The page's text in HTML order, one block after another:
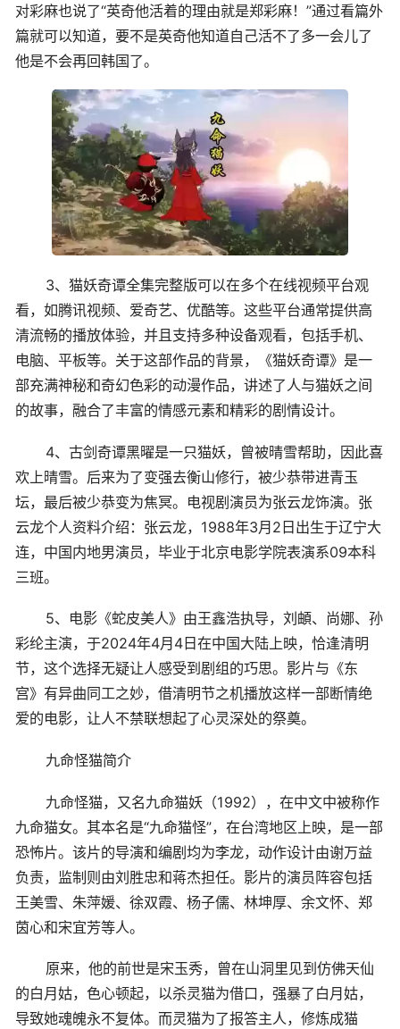
对彩麻也说了“英奇他活着的理由就是郑彩麻！”通过看篇外
篇就可以知道，要不是英奇他知道自己活不了多一会儿了
他是不会再回韩国了。
3、猫妖奇谭全集完整版可以在多个在线视频平台观
看，如腾讯视频、爱奇艺、优酷等。这些平台通常提供高
清流畅的播放体验，并且支持多种设备观看，包括手机、
电脑、平板等。关于这部作品的背景，《猫妖奇谭》是一
部充满神秘和奇幻色彩的动漫作品，讲述了人与猫妖之间
的故事，融合了丰富的情感元素和精彩的剧情设计。
4、古剑奇谭黑曜是一只猫妖，曾被晴雪帮助，因此喜
欢上晴雪。后来为了变强去衡山修行，被少恭带进青玉
坛，最后被少恭变为焦冥。电视剧演员为张云龙饰演。张
云龙个人资料介绍：张云龙，1988年3月2日出生于辽宁大
连，中国内地男演员，毕业于北京电影学院表演系09本科
三班。
5、电影《蛇皮美人》由王鑫浩执导，刘頔、尚娜、孙
彩纶主演，于2024年4月4日在中国大陆上映，恰逢清明
节，这个选择无疑让人感受到剧组的巧思。影片与《东
宫》有异曲同工之妙，借清明节之机播放这样一部断情绝
爱的电影，让人不禁联想起了心灵深处的祭奠。
九命怪猫简介
九命怪猫，又名九命猫妖（1992），在中文中被称作
九命猫女。其本名是“九命猫怪”，在台湾地区上映，是一部
恐怖片。该片的导演和编剧均为李龙，动作设计由谢万益
负责，监制则由刘胜忠和蒋杰担任。影片的演员阵容包括
王美雪、朱萍媛、徐双霞、杨子儒、林坤厚、余文怀、郑
茵心和宋宜芳等人。
原来，他的前世是宋玉秀，曾在山洞里见到仿佛天仙
的白月姑，色心顿起，以杀灵猫为借口，强暴了白月姑，
导致她魂魄永不复体。而灵猫为了报答主人，修炼成猫